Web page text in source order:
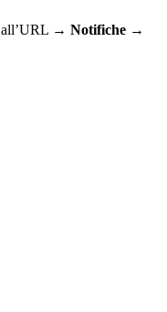
all’URL → Notifiche →